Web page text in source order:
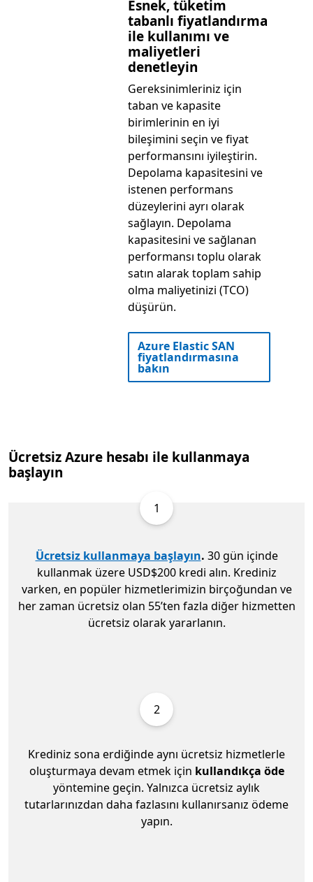
Esnek, tüketim
tabanlı fiyatlandırma
ile kullanımı ve
maliyetleri
denetleyin
Gereksinimleriniz için
taban ve kapasite
birimlerinin en iyi
bileşimini seçin ve fiyat
performansını iyileştirin.
Depolama kapasitesini ve
istenen performans
düzeylerini ayrı olarak
sağlayın. Depolama
kapasitesini ve sağlanan
performansı toplu olarak
satın alarak toplam sahip
olma maliyetinizi (TCO)
düşürün.
Azure Elastic SAN
fiyatlandırmasına
bakın
Ücretsiz Azure hesabı ile kullanmaya
başlayın
1
Ücretsiz kullanmaya başlayın. 30 gün içinde
kullanmak üzere USD$200 kredi alın. Krediniz
varken, en popüler hizmetlerimizin birçoğundan ve
her zaman ücretsiz olan 55’ten fazla diğer hizmetten
ücretsiz olarak yararlanın.
2
Krediniz sona erdiğinde aynı ücretsiz hizmetlerle
oluşturmaya devam etmek için kullandıkça öde
yöntemine geçin. Yalnızca ücretsiz aylık
tutarlarınızdan daha fazlasını kullanırsanız ödeme
yapın.